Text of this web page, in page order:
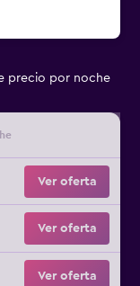
precio por noche
Ver oferta
Ver oferta
Ver oferta